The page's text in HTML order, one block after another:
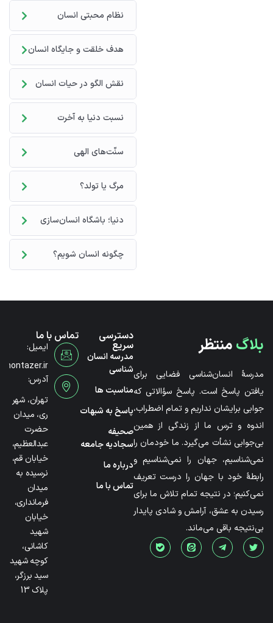
نظام محبتی انسان
هدف خلقت و جایگاه انسان
نقش الگو در حیات انسان
نسبت دنیا به آخرت
سنّت‌های الهی
مرگ یا تولد؟
دنیا؛ باشگاه انسان‌سازی
چگونه انسان شویم؟
بلاگمنتظر
مدرسۀ انسان‌شناسی فضایی برای
یافتن پاسخ است. پاسخ سؤالاتی که
جوابی برایشان نداریم و تمام اضطراب،
اندوه و ترس ما از زندگی از همین
بی‌جوابی نشأت می‌گیرد. ما خودمان را
نمی‌شناسیم، جهان را نمی‌شناسیم و
رابطۀ خود با جهان را درست تعریف
نمی‌کنیم؛ در نتیجه تمام تلاش ما برای
رسیدن به عشق، آرامش و شادی پایدار
بی‌نتیجه باقی می‌ماند.
دسترسی
سریع
مدرسه انسان
شناسی
مناسبت ها
پاسخ به شبهات
صحیفه
سجادیه جامعه
درباره ما
تماس با ما
تماس با ما
ایمیل:
آدرس:
تهران، شهر
ری، میدان
حضرت
عبدالعظیم،
خیابان قم،
نرسیده به
میدان
فرمانداری،
خیابان
شهید
کاشانی،
کوچه شهید
سید برزگر،
پلاک 13